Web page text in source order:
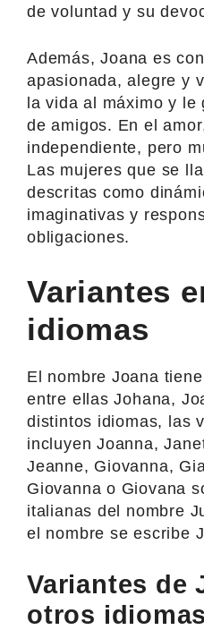
de voluntad y su
Además, Joana es
apasionada, alegre y
la vida al máximo y le
de amigos. En el
independiente, pero
Las mujeres que se
descritas como
imaginativas y
obligaciones.
Variantes
idiomas
El nombre Joana
entre ellas Johana,
distintos idiomas, las
incluyen Joanna,
Jeanne, Giovanna,
Giovanna o Giovana
italianas del nombre
el nombre se escribe
Variantes de
otros